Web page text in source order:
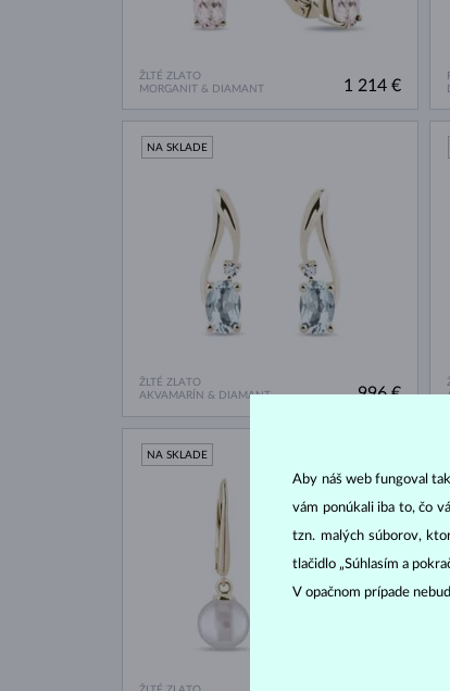
ŽLTÉ ZLATO
MORGANIT & DIAMANT
1 214 €
ŽLTÉ ZLATO
AKVAMARÍN & DIAMANT
NA SKLADE
996 €
NA SKLADE
Aby náš web fungoval
vám ponúkali iba to, čo
tzn. malých súborov,
tlačidlo „Súhlasím a
V opačnom prípade